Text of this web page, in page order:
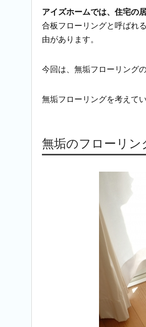
アイズホームでは、住宅の
合板フローリングと呼ばれ
由があります。
今回は、無垢フローリング
無垢フローリングを考えて
無垢のフローリン